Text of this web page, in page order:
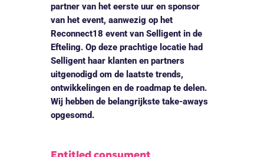
partner van het eerste uur en sponsor
van het event, aanwezig op het
Reconnect18 event van Selligent in de
Efteling. Op deze prachtige locatie had
Selligent haar klanten en partners
uitgenodigd om de laatste trends,
ontwikkelingen en de roadmap te delen.
Wij hebben de belangrijkste take-aways
opgesomd.